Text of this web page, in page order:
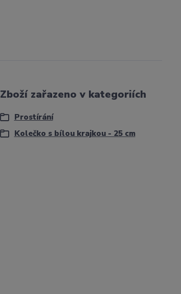
Zboží zařazeno v kategoriích
Prostírání
Kolečko s bílou krajkou - 25 cm